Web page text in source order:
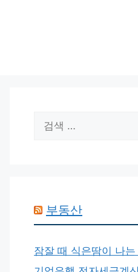
색:
부동산
잠잘 때 식은땀이 나